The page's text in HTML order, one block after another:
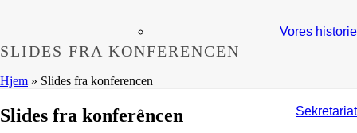
Vores historie
Sekretariat
SLIDES FRA KONFERENCEN
Hjem » Slides fra konferencen
Slides fra konferencen